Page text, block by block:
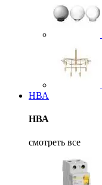
НВА
НВА
смотреть все